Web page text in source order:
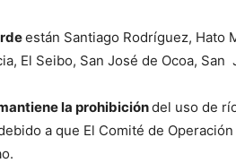
están Santiago Rodríguez, Hato
El Seibo, San José de Ocoa, San
la prohibicióndel uso de
a que El Comité de